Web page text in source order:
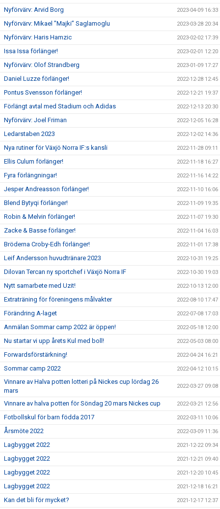
Nyförvärv: Arvid Borg 2023-04-09 16:33
Nyförvärv: Mikael ”Majki” Saglamoglu 2023-03-28 20:34
Nyförvärv: Haris Hamzic 2023-02-02 17:39
Issa Issa förlänger! 2023-02-01 12:20
Nyförvärv: Olof Strandberg 2023-01-09 17:27
Daniel Luzze förlänger! 2022-12-28 12:45
Pontus Svensson förlänger! 2022-12-21 19:37
Förlängt avtal med Stadium och Adidas 2022-12-13 20:30
Nyförvärv: Joel Friman 2022-12-05 16:28
Ledarstaben 2023 2022-12-02 14:36
Nya rutiner för Växjö Norra IF:s kansli 2022-11-28 09:11
Ellis Culum förlänger! 2022-11-18 16:27
Fyra förlängningar! 2022-11-16 14:22
Jesper Andreasson förlänger! 2022-11-10 16:06
Blend Bytyqi förlänger! 2022-11-09 19:35
Robin & Melvin förlänger! 2022-11-07 19:30
Zacke & Basse förlänger! 2022-11-04 16:03
Bröderna Croby-Edh förlänger! 2022-11-01 17:38
Leif Andersson huvudtränare 2023 2022-10-31 19:25
Dilovan Tercan ny sportchef i Växjö Norra IF 2022-10-30 19:03
Nytt samarbete med Uzit! 2022-10-13 12:00
Extraträning för föreningens målvakter 2022-08-10 17:47
Förändring A-laget 2022-07-08 17:03
Anmälan Sommar camp 2022 är öppen! 2022-05-18 12:00
Nu startar vi upp årets Kul med boll! 2022-05-03 08:00
Forwardsförstärkning! 2022-04-24 16:21
Sommar camp 2022 2022-04-12 10:15
Vinnare av Halva potten lotteri på Nickes cup lördag 26
mars
2022-03-27 09:08
Vinnare av halva potten för Söndag 20 mars Nickes cup 2022-03-21 12:56
Fotbollskul för barn födda 2017 2022-03-11 10:06
Årsmöte 2022 2022-03-09 11:36
Lagbygget 2022 2021-12-22 09:34
Lagbygget 2022 2021-12-21 09:40
Lagbygget 2022 2021-12-20 10:45
Lagbygget 2022 2021-12-18 16:21
Kan det bli för mycket? 2021-12-17 12:37